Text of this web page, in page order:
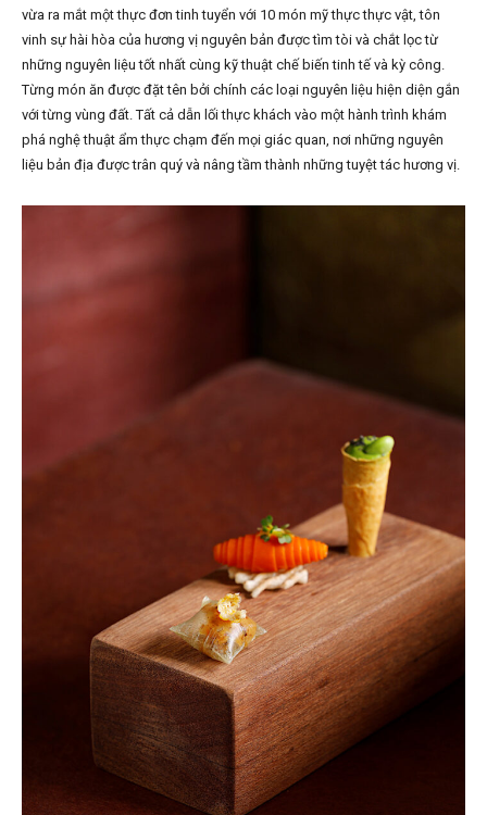
vừa ra mắt một thực đơn tinh tuyển với 10 món mỹ thực thực vật, tôn
vinh sự hài hòa của hương vị nguyên bản được tìm tòi và chắt lọc từ
những nguyên liệu tốt nhất cùng kỹ thuật chế biến tinh tế và kỳ công.
Từng món ăn được đặt tên bởi chính các loại nguyên liệu hiện diện gắn
với từng vùng đất. Tất cả dẫn lối thực khách vào một hành trình khám
phá nghệ thuật ẩm thực chạm đến mọi giác quan, nơi những nguyên
liệu bản địa được trân quý và nâng tầm thành những tuyệt tác hương vị.